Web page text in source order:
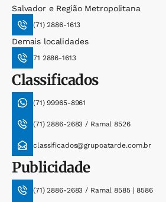
Salvador e Região Metropolitana
(71) 2886-1613
Demais localidades
71 2886-1613
Classificados
(71) 99965-8961
(71) 2886-2683 / Ramal 8526
classificados@grupoatarde.com.br
Publicidade
(71) 2886-2683 / Ramal 8585 | 8586